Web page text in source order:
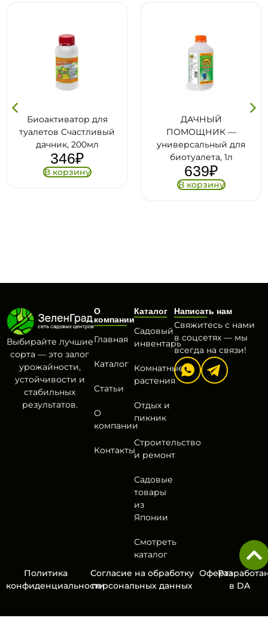
ДАЧНЫЙ
ПОМОЩНИК —
универсальный для
Девон
автономных
330мл
Выбирайте лучшие
сорта — это залог
урожайности,
устойчивости и
стабильных
результатов.
О
компании
Главная
Каталог
Статьи
О
компании
Контакты
Каталог
Садовый
инвентарь
Комнатные
растения
Отдых и
пикник
Строительство
и ремонт
Садовые
товары
из
Японии
Смотреть
каталог
Написать нам
Свяжитесь с нами
в соцсетях — мы
всегда на связи!
Политика
конфиденциальности
Согласие на обработку
персональных данных
Оферта
в DA